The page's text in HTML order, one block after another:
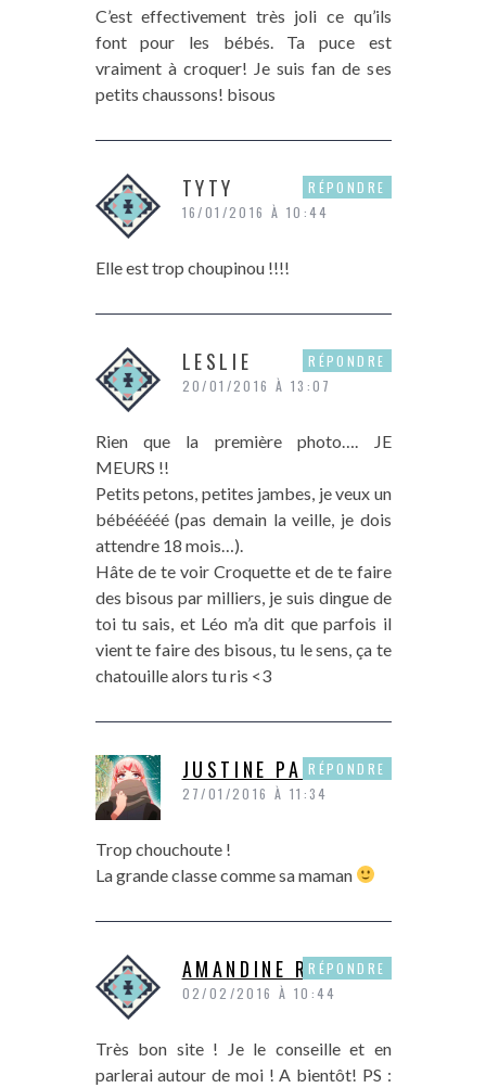
C’est effectivement très joli ce qu’ils
font pour les bébés. Ta puce est
vraiment à croquer! Je suis fan de ses
petits chaussons! bisous
TYTY
16/01/2016 À 10:44
Elle est trop choupinou !!!!
RÉPONDRE
LESLIE
20/01/2016 À 13:07
Rien que la première photo…. JE
MEURS !!
Petits petons, petites jambes, je veux un
bébééééé (pas demain la veille, je dois
attendre 18 mois…).
Hâte de te voir Croquette et de te faire
des bisous par milliers, je suis dingue de
toi tu sais, et Léo m’a dit que parfois il
vient te faire des bisous, tu le sens, ça te
chatouille alors tu ris <3
RÉPONDRE
JUSTINE PAPER
27/01/2016 À 11:34
Trop chouchoute !
La grande classe comme sa maman
RÉPONDRE
AMANDINE ROCHE
02/02/2016 À 10:44
Très bon site ! Je le conseille et en
parlerai autour de moi ! A bientôt! PS :
RÉPONDRE